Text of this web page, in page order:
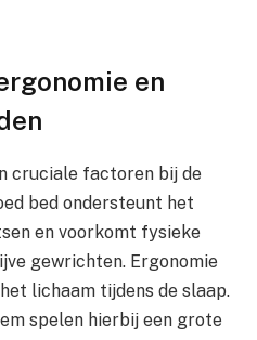
en
cruciale factoren bij de
bed ondersteunt het
en voorkomt fysieke
gewrichten. Ergonomie
lichaam tijdens de slaap.
spelen hierbij een grote